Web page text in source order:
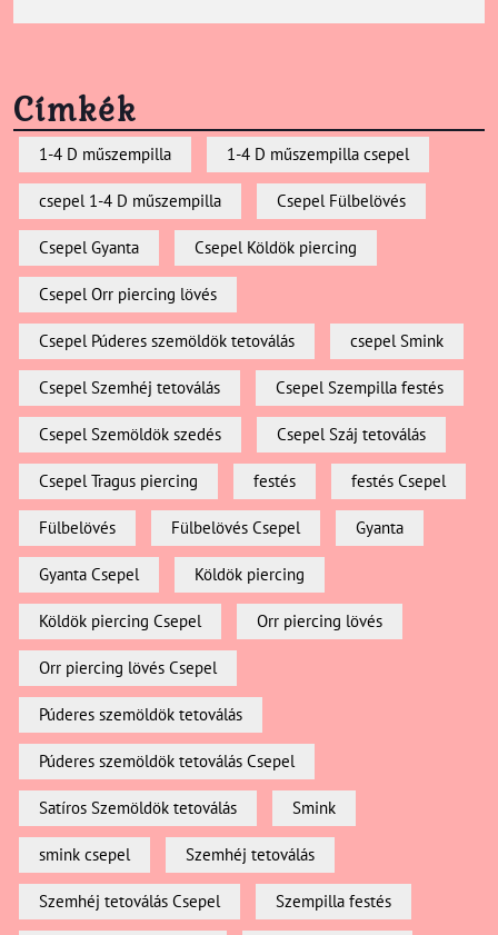
Címkék
1-4 D műszempilla 1-4 D műszempilla csepel
csepel 1-4 D műszempilla Csepel Fülbelövés
Csepel Gyanta Csepel Köldök piercing
Csepel Orr piercing lövés
Csepel Púderes szemöldök tetoválás csepel Smink
Csepel Szemhéj tetoválás Csepel Szempilla festés
Csepel Szemöldök szedés Csepel Száj tetoválás
Csepel Tragus piercing festés festés Csepel
Fülbelövés Fülbelövés Csepel Gyanta
Gyanta Csepel Köldök piercing
Köldök piercing Csepel Orr piercing lövés
Orr piercing lövés Csepel
Púderes szemöldök tetoválás
Púderes szemöldök tetoválás Csepel
Satíros Szemöldök tetoválás Smink
smink csepel Szemhéj tetoválás
Szemhéj tetoválás Csepel Szempilla festés